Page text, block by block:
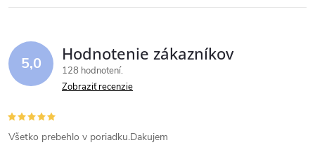
5,0 Hodnotenie zákazníkov
128 hodnotení
Zobraziť recenzie
Všetko prebehlo v poriadku.Dakujem